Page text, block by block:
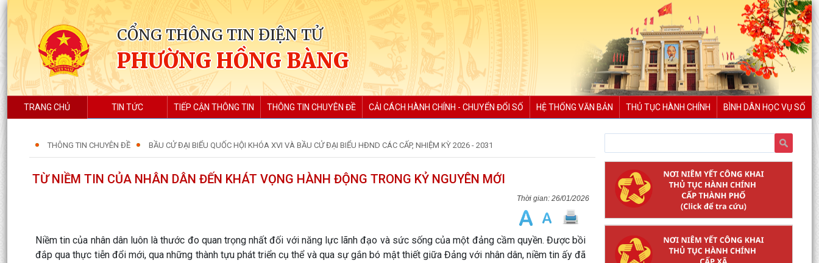
CỔNG THÔNG TIN ĐIỆN TỬ
PHƯỜNG HỒNG BÀNG
TRANG CHỦ TIN TỨC TIẾP CẬN THÔNG TIN THÔNG TIN CHUYÊN ĐỀ CẢI CÁCH HÀNH CHÍNH - CHUYỂN ĐỔI SỐ HỆ THỐNG VĂN BẢN THỦ TỤC HÀNH CHÍNH BÌNH DÂN HỌC VỤ SỐ
THÔNG TIN CHUYÊN ĐỀ BẦU CỬ ĐẠI BIỂU QUỐC HỘI KHÓA XVI VÀ BẦU CỬ ĐẠI BIỂU HĐND CÁC CẤP, NHIỆM KỲ 2026 - 2031
TỪ NIỀM TIN CỦA NHÂN DÂN ĐẾN KHÁT VỌNG HÀNH ĐỘNG TRONG KỶ NGUYÊN MỚI
26/01/2026
Niềm tin của nhân dân luôn là thước đo quan trọng nhất đối với năng lực lãnh đạo và sức sống của một đảng cầm quyền. Được bồi
đắp qua thực tiễn đổi mới, qua những thành tựu phát triển cụ thể và qua sự gắn bó mật thiết giữa Đảng với nhân dân, niềm tin ấy đã